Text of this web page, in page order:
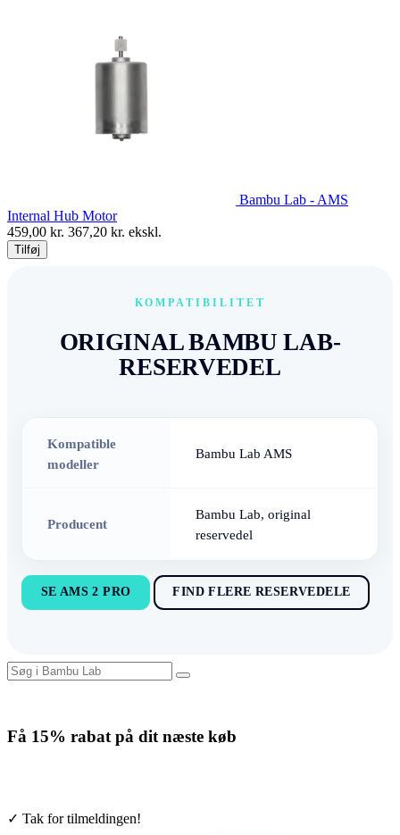
Bambu Lab - AMS
Internal Hub Motor
459,00 kr. 367,20 kr. ekskl.
Tilføj
KOMPATIBILITET
ORIGINAL BAMBU LAB-
RESERVEDEL
Kompatible
modeller
Bambu Lab AMS
Producent
Bambu Lab, original
reservedel
SE AMS 2 PRO FIND FLERE RESERVEDELE
Få 15% rabat på dit næste køb
✓ Tak for tilmeldingen!